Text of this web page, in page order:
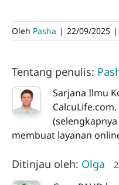
Oleh Pasha | 22/09/2025 |
Tentang penulis:
Sarjana Ilmu
membuat layanan
Ditinjau oleh: Olga